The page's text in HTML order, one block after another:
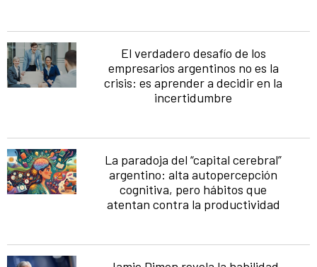
El verdadero desafío de los
empresarios argentinos no es la
crisis: es aprender a decidir en la
incertidumbre
La paradoja del “capital cerebral”
argentino: alta autopercepción
cognitiva, pero hábitos que
atentan contra la productividad